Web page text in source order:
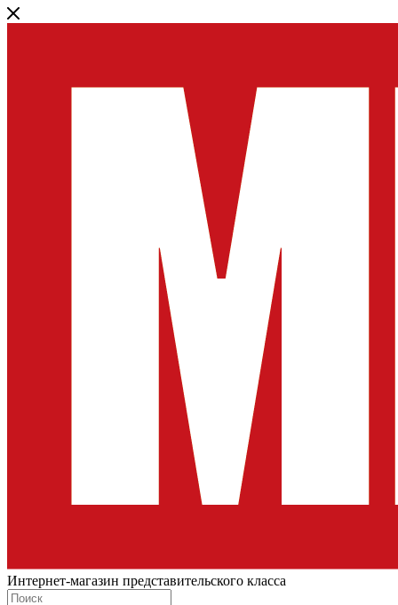
Интернет-магазин представительского класса